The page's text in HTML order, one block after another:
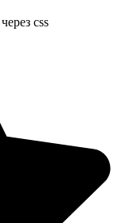
css